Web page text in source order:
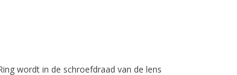
wordt in de schroefdraad van de lens